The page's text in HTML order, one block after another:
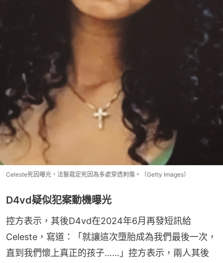
Celeste死因曝光，法醫裁定死因為多處穿透刺傷。（Getty Images）
D4vd疑似犯案動機曝光
控方表示，其後D4vd在2024年6月再發短訊給
Celeste，寫道：「就讓這次墮胎成為我們最後一次，
直到我們懷上真正的孩子……」控方表示，兩人其後